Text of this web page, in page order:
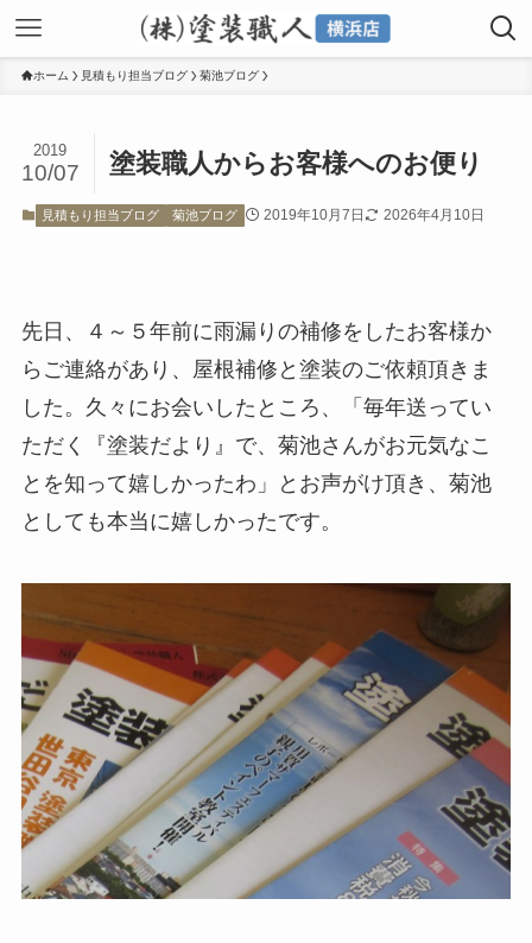
ホーム 見積もり担当ブログ 菊池ブログ
塗装職人からお客様へのお便り
2019
10/07
見積もり担当ブログ 菊池ブログ 2019年10月7日 2026年4月10日
先日、４～５年前に雨漏りの補修をしたお客様か
らご連絡があり、屋根補修と塗装のご依頼頂きま
した。久々にお会いしたところ、「毎年送ってい
ただく『塗装だより』で、菊池さんがお元気なこ
とを知って嬉しかったわ」とお声がけ頂き、菊池
としても本当に嬉しかったです。